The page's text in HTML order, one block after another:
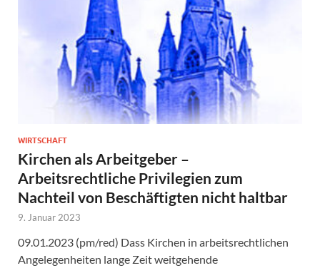
WIRTSCHAFT
Kirchen als Arbeitgeber –
Arbeitsrechtliche Privilegien zum
Nachteil von Beschäftigten nicht haltbar
9. Januar 2023
09.01.2023 (pm/red) Dass Kirchen in arbeitsrechtlichen
Angelegenheiten lange Zeit weitgehende